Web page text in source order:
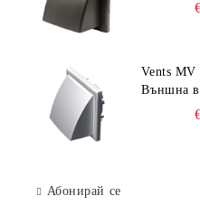
Vents
Външна
Абонирай се